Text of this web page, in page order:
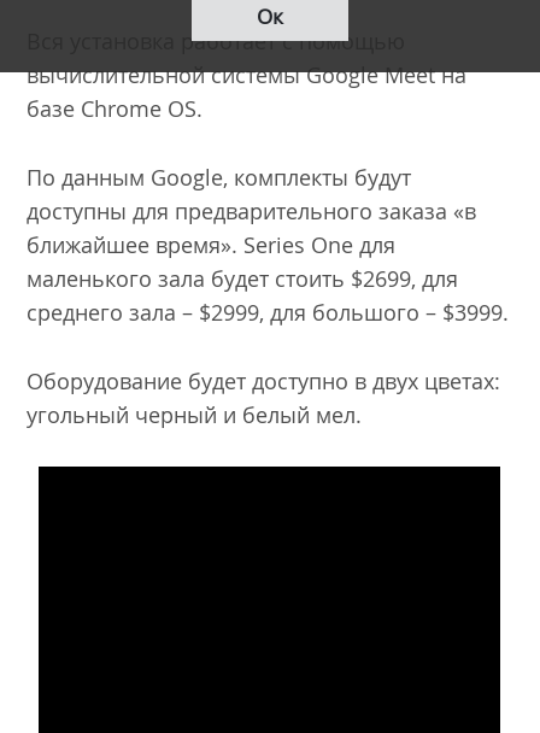
Вся установка работает с помощью
вычислительной системы Google Meet на
базе Chrome OS.
По данным Google, комплекты будут
доступны для предварительного заказа «в
ближайшее время». Series One для
маленького зала будет стоить $2699, для
среднего зала – $2999, для большого – $3999.
Оборудование будет доступно в двух цветах:
угольный черный и белый мел.
Ок